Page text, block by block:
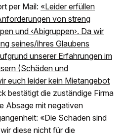
per Mail: «Leider erfüllen
von streng
und ‹Abigruppen›. Da wir
seines/ihres Glaubens
unserer Erfahrungen im
(Schäden und
euch leider kein Mietangebot
bestätigt die zuständige Firma
Absage mit negativen
«Die Schäden sind
diese nicht für die